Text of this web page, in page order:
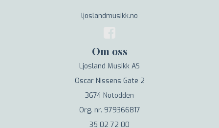
ljoslandmusikk.no
Om oss
Ljosland Musikk AS
Oscar Nissens Gate 2
3674 Notodden
Org. nr. 979366817
35 02 72 00